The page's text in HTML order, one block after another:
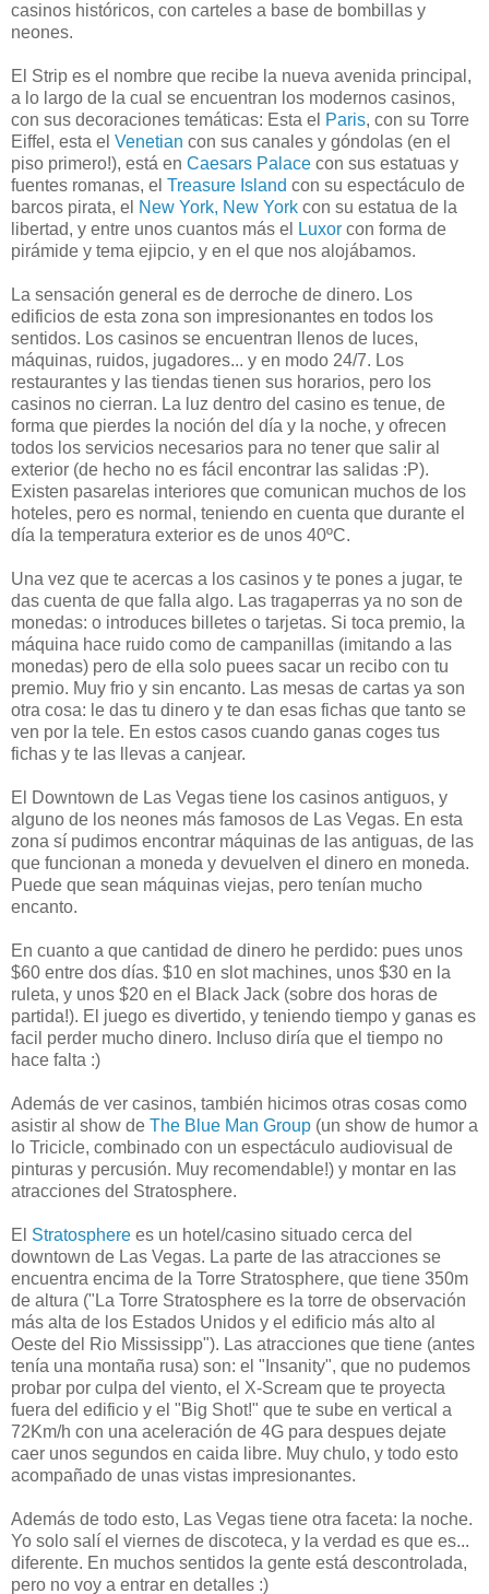
casinos históricos, con carteles a base de bombillas y
neones.
El Strip es el nombre que recibe la nueva avenida principal,
a lo largo de la cual se encuentran los modernos casinos,
con sus decoraciones temáticas: Esta el Paris, con su Torre
Eiffel, esta el Venetian con sus canales y góndolas (en el
piso primero!), está en Caesars Palace con sus estatuas y
fuentes romanas, el Treasure Island con su espectáculo de
barcos pirata, el New York, New York con su estatua de la
libertad, y entre unos cuantos más el
Luxor con forma de
pirámide y tema ejipcio, y en el que nos alojábamos.
La sensación general es de derroche de dinero. Los
edificios de esta zona son impresionantes en todos los
sentidos. Los casinos se encuentran llenos de luces,
máquinas, ruidos, jugadores... y en modo 24/7. Los
restaurantes y las tiendas tienen sus horarios, pero los
casinos no cierran. La luz dentro del casino es tenue, de
forma que pierdes la noción del día y la noche, y ofrecen
todos los servicios necesarios para no tener que salir al
exterior (de hecho no es fácil encontrar las salidas :P).
Existen pasarelas interiores que comunican muchos de los
hoteles, pero es normal, teniendo en cuenta que durante el
día la temperatura exterior es de unos 40ºC.
Una vez que te acercas a los casinos y te pones a jugar, te
das cuenta de que falla algo. Las tragaperras ya no son de
monedas: o introduces billetes o tarjetas. Si toca premio, la
máquina hace ruido como de campanillas (imitando a las
monedas) pero de ella solo puees sacar un recibo con tu
premio. Muy frio y sin encanto. Las mesas de cartas ya son
otra cosa: le das tu dinero y te dan esas fichas que tanto se
ven por la tele. En estos casos cuando ganas coges tus
fichas y te las llevas a canjear.
El Downtown de Las Vegas tiene los casinos antiguos, y
alguno de los neones más famosos de Las Vegas. En esta
zona sí pudimos encontrar máquinas de las antiguas, de las
que funcionan a moneda y devuelven el dinero en moneda.
Puede que sean máquinas viejas, pero tenían mucho
encanto.
En cuanto a que cantidad de dinero he perdido: pues unos
$60 entre dos días. $10 en slot machines, unos $30 en la
ruleta, y unos $20 en el Black Jack (sobre dos horas de
partida!). El juego es divertido, y teniendo tiempo y ganas es
facil perder mucho dinero. Incluso diría que el tiempo no
hace falta :)
Además de ver casinos, también hicimos otras cosas como
asistir al show de The Blue Man Group (un show de humor a
lo Tricicle, combinado con un espectáculo audiovisual de
pinturas y percusión. Muy recomendable!) y montar en las
atracciones del Stratosphere.
El Stratosphere es un hotel/casino situado cerca del
downtown de Las Vegas. La parte de las atracciones se
encuentra encima de la Torre Stratosphere, que tiene 350m
de altura ("La Torre Stratosphere es la torre de observación
más alta de los Estados Unidos y el edificio más alto al
Oeste del Rio Mississipp"). Las atracciones que tiene (antes
tenía una montaña rusa) son: el "Insanity", que no pudemos
probar por culpa del viento, el X-Scream que te proyecta
fuera del edificio y el "Big Shot!" que te sube en vertical a
72Km/h con una aceleración de 4G para despues dejate
caer unos segundos en caida libre. Muy chulo, y todo esto
acompañado de unas vistas impresionantes.
Además de todo esto, Las Vegas tiene otra faceta: la noche.
Yo solo salí el viernes de discoteca, y la verdad es que es...
diferente. En muchos sentidos la gente está descontrolada,
pero no voy a entrar en detalles :)